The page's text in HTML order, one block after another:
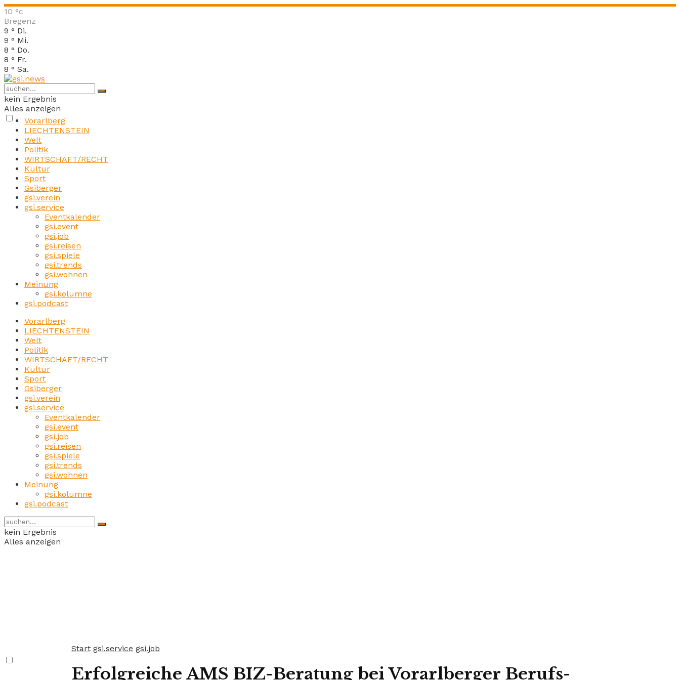
10 °c
Bregenz
9 ° Di.
9 ° Mi.
8 ° Do.
8 ° Fr.
8 ° Sa.
kein Ergebnis
Alles anzeigen
Vorarlberg
LIECHTENSTEIN
Welt
Politik
WIRTSCHAFT/RECHT
Kultur
Sport
Gsiberger
gsi.verein
gsi.service
Eventkalender
gsi.event
gsi.job
gsi.reisen
gsi.spiele
gsi.trends
gsi.wohnen
Meinung
gsi.kolumne
gsi.podcast
Vorarlberg
LIECHTENSTEIN
Welt
Politik
WIRTSCHAFT/RECHT
Kultur
Sport
Gsiberger
gsi.verein
gsi.service
Eventkalender
gsi.event
gsi.job
gsi.reisen
gsi.spiele
gsi.trends
gsi.wohnen
Meinung
gsi.kolumne
gsi.podcast
kein Ergebnis
Alles anzeigen
Start gsi.service gsi.job
Erfolgreiche AMS BIZ-Beratung bei Vorarlberger Berufs-